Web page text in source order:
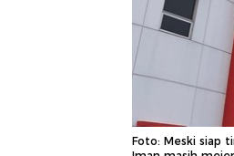
Foto: Meski siap